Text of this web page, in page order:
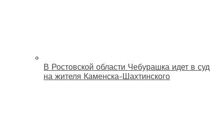
В Ростовской области Чебурашка идет в суд
на жителя Каменска-Шахтинского